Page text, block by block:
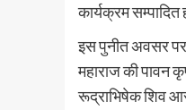
कार्यक्रम सम्पादित
इस पुनीत अवसर पर
महाराज की पावन
रूद्राभिषेक शिव